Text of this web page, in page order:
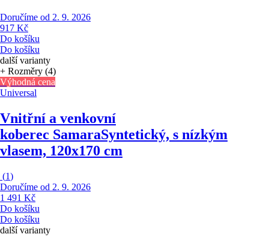
Doručíme od 2. 9. 2026
917 Kč
Do košíku
Do košíku
další varianty
+ Rozměry (4)
Výhodná cena
Universal
Vnitřní a venkovní
koberec SamaraSyntetický, s nízkým
vlasem, 120x170 cm
(1)
Doručíme od 2. 9. 2026
1 491 Kč
Do košíku
Do košíku
další varianty